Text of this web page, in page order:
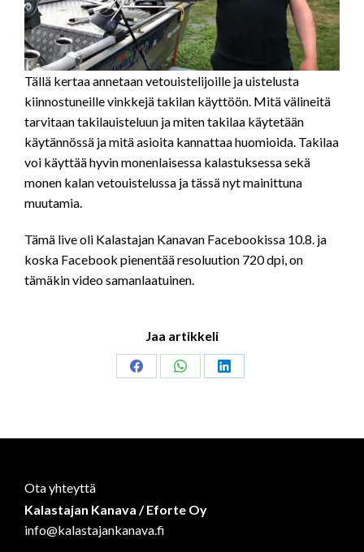
Tällä kertaa annetaan vetouistelijoille ja uistelusta
kiinnostuneille vinkkejä takilan käyttöön. Mitä välineitä
tarvitaan takilauisteluun ja miten takilaa käytetään
käytännössä ja mitä asioita kannattaa huomioida. Takilaa
voi käyttää hyvin monenlaisessa kalastuksessa sekä
monen kalan vetouistelussa ja tässä nyt mainittuna
muutamia.
Tämä live oli Kalastajan Kanavan Facebookissa 10.8. ja
koska Facebook pienentää resoluution 720 dpi, on
tämäkin video samanlaatuinen.
Jaa artikkeli
Share
Share
Share
Ota yhteyttä
Kalastajan Kanava / Eforte Oy
info@kalastajankanava.fi